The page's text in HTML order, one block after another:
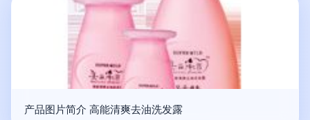
产品图片简介 高能清爽去油洗发露